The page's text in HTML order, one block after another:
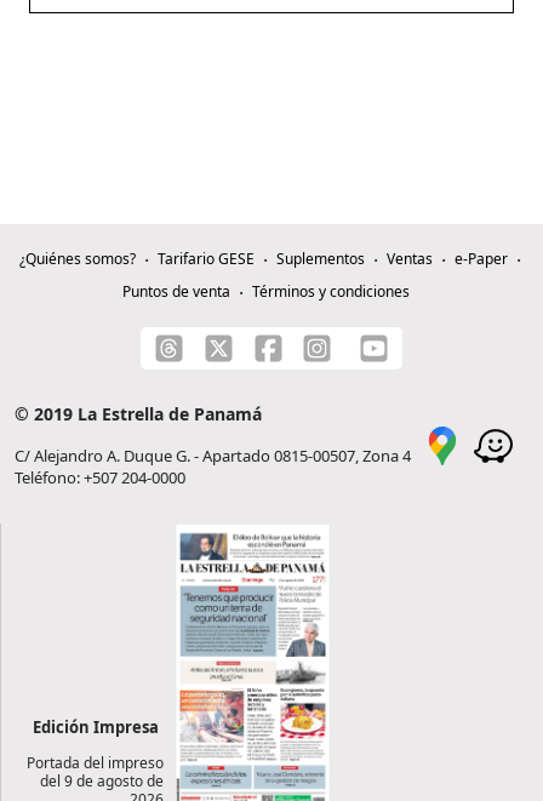
¿Quiénes somos? Tarifario GESE Suplementos Ventas
e-Paper
Puntos de venta
Términos y condiciones
© 2019 La Estrella de Panamá
C/ Alejandro A. Duque G. - Apartado 0815-00507, Zona 4
Teléfono: +507 204-0000
Edición Impresa
Portada del impreso
del 9 de agosto de